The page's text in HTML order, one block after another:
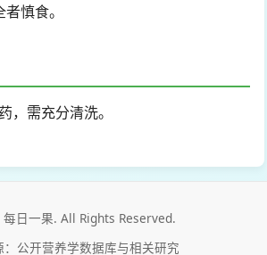
慎食。
，需充分清洗。
日一果. All Rights Reserved.
：公开营养学数据库与相关研究